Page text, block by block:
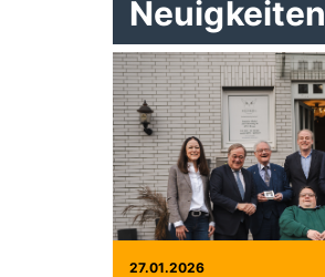
Neuigkeiten
27.01.2026